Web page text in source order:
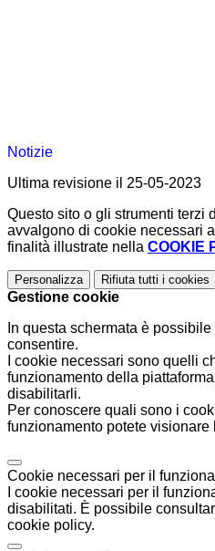
Notizie
Ultima revisione il 25-05-2023
Questo sito o gli strumenti terzi
avvalgono di cookie necessari
finalità illustrate nella COOKIE
Personalizza Rifiuta tutti i cookies
Gestione cookie
In questa schermata è
consentire.
I cookie necessari sono quelli
funzionamento della
disabilitarli.
Per conoscere quali sono i
funzionamento potete visionare
Cookie necessari per il
I cookie necessari per il
disabilitati. È possibile
cookie policy.